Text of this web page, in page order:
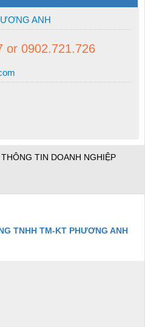
ANH
or 0902.721.726
THÔNG TIN DOANH NGHIỆP
TNHH TM-KT PHƯƠNG ANH